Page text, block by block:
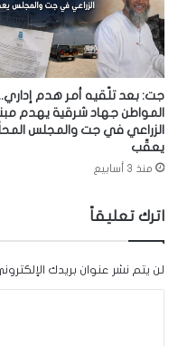
جت: بعد تلّقيه أمر هدم إداري..
المواطن جهاد شرقية يهدم
الزراعي في جت والمجلس
يعقّب
منذ 3 أسابيع
اترك تعليقاً
لن يتم نشر عنوان بريدك